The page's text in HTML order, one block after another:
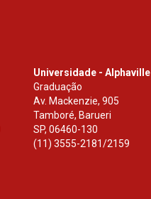
Universidade - Alphaville
Graduação
Av. Mackenzie, 905
Tamboré, Barueri
SP,06460-130
(11) 3555-2181/2159